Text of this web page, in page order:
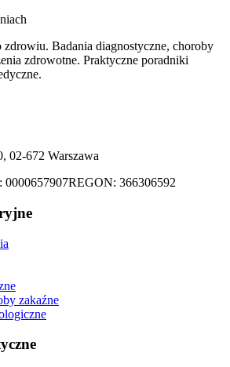
Badania diagnostyczne, choroby
zdrowotne. Praktyczne poradniki
02-672 Warszawa
0000657907REGON: 366306592
zakaźne